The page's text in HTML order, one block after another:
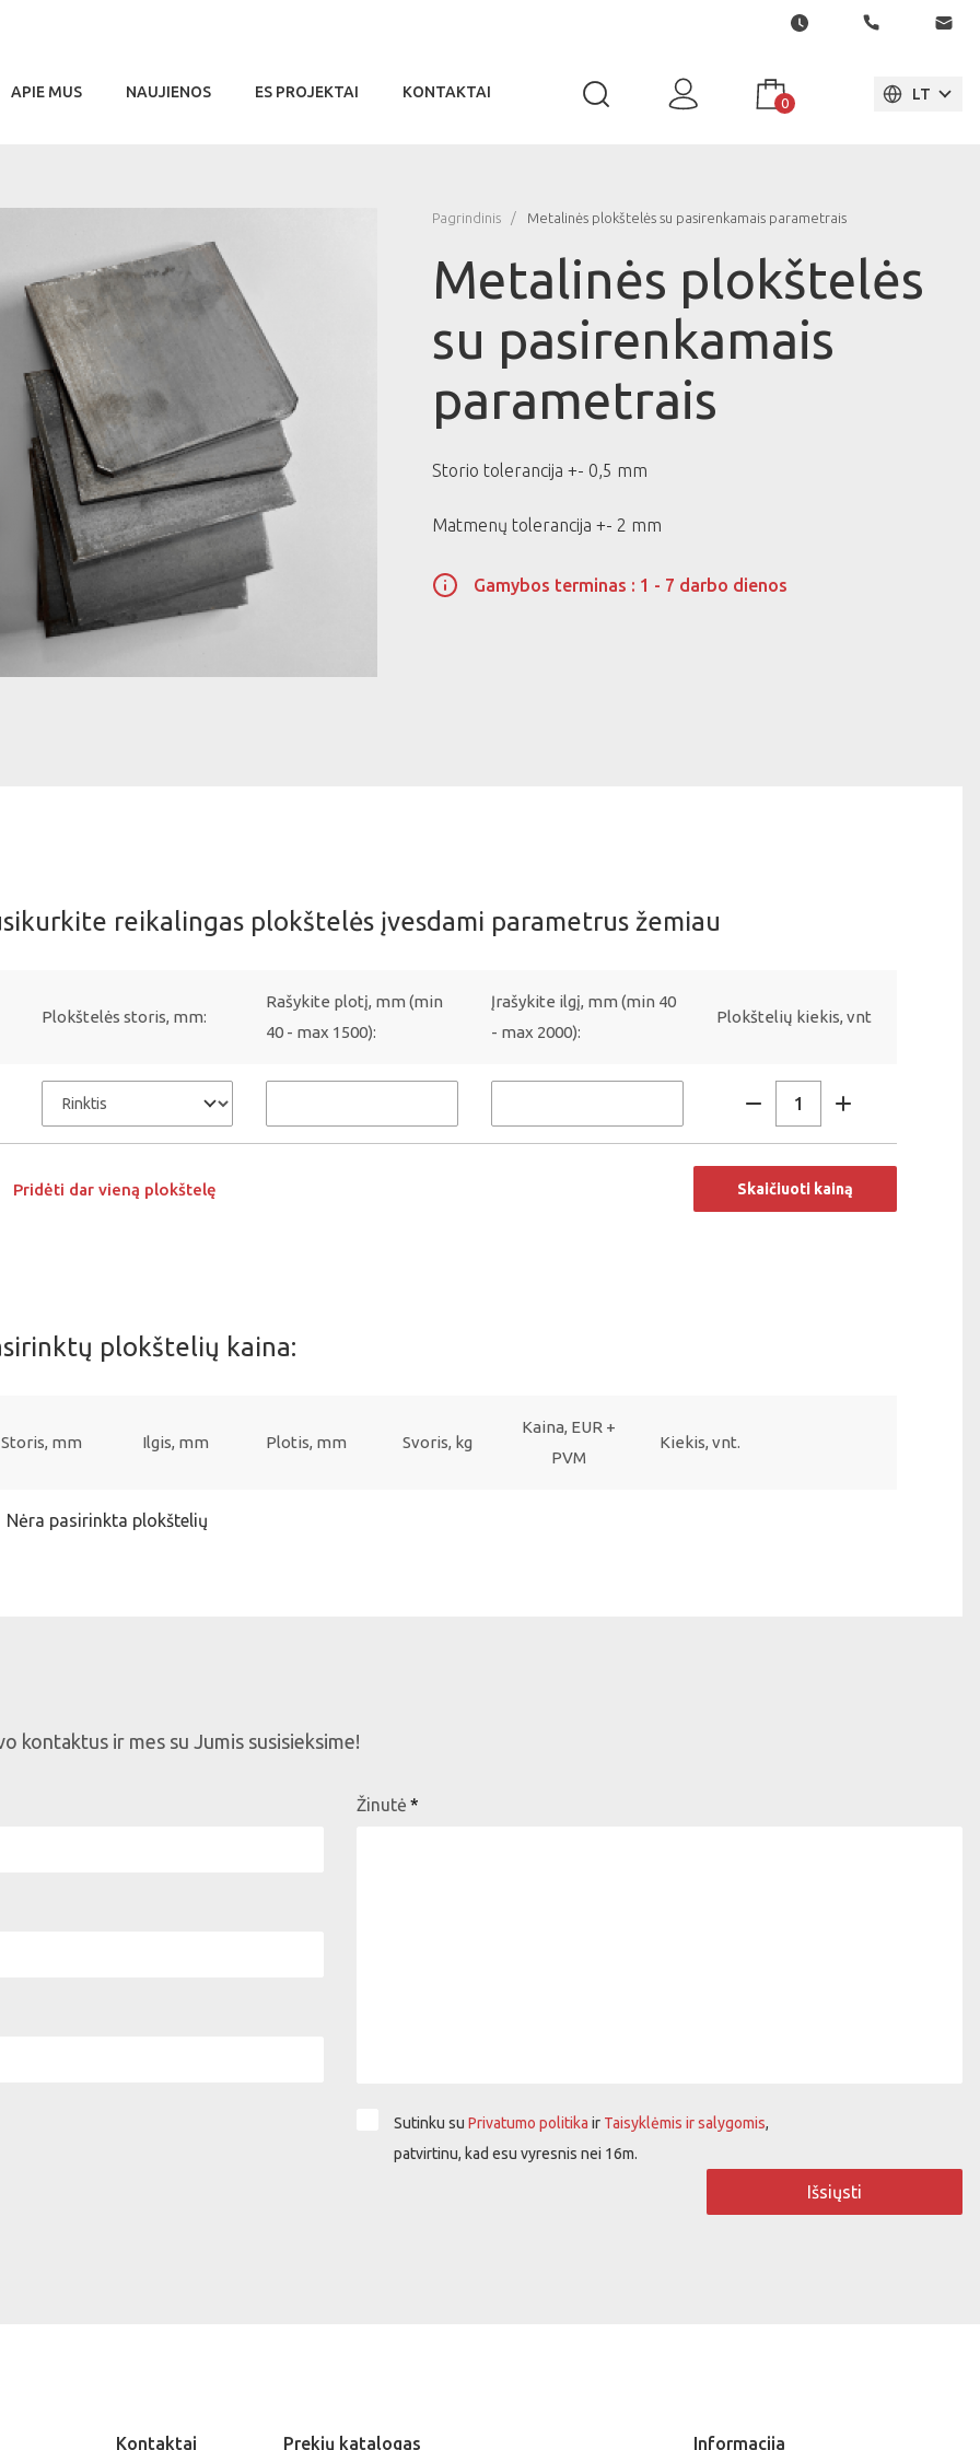
APIE MUS NAUJIENOS ES PROJEKTAI KONTAKTAI
0 LT
Pagrindinis Metalinės plokštelės su pasirenkamais parametrais
Metalinės plokštelės
su pasirenkamais
parametrais
Storio tolerancija +- 0,5 mm
Matmenų tolerancija +- 2 mm
Gamybos terminas : 1 - 7 darbo dienos
reikalingas plokštelės įvesdami parametrus žemiau
Plokštelės storis, mm:
Rašykite plotį, mm (min
40 - max 1500):
Įrašykite ilgį, mm (min 40
- max 2000):
Plokštelių kiekis, vnt
Pridėti dar vieną plokštelę Skaičiuoti kainą
plokštelių kaina:
Storis, mm Ilgis, mm Plotis, mm Svoris, kg
Kaina, EUR +
PVM
Kiekis, vnt.
Nėra pasirinkta plokštelių
kontaktus ir mes su Jumis susisieksime!
Žinutė
Sutinku su Privatumo politika ir Taisyklėmis ir salygomis,
patvirtinu, kad esu vyresnis nei 16m.
Išsiųsti
Kontaktai Prekių katalogas Informacija